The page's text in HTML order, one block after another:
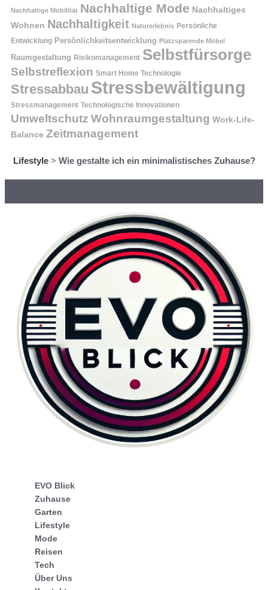
Nachhaltige Mobilität Nachhaltige Mode Nachhaltiges
Wohnen Nachhaltigkeit Naturerlebnis Persönliche
Entwicklung Persönlichkeitsentwicklung Platzsparende Möbel
Raumgestaltung Risikomanagement Selbstfürsorge
Selbstreflexion Smart Home Technologie
Stressabbau Stressbewältigung
Stressmanagement Technologische Innovationen
Umweltschutz Wohnraumgestaltung Work-Life-
Balance Zeitmanagement
Lifestyle> Wie gestalte ich ein minimalistisches Zuhause?
EVO Blick
Zuhause
Garten
Lifestyle
Mode
Reisen
Tech
Über Uns